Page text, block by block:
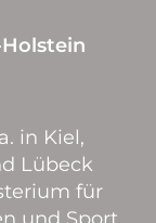
in Kiel,
Lübeck
für